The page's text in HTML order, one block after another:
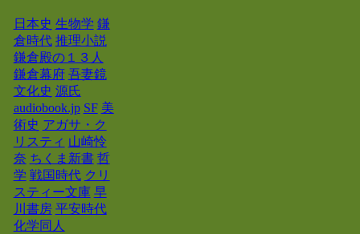
日本史 生物学 鎌
倉時代 推理小説
鎌倉殿の１３人
鎌倉幕府 吾妻鏡
文化史 源氏
audiobook.jp SF 美
術史 アガサ・ク
リスティ 山崎怜
奈 ちくま新書 哲
学 戦国時代 クリ
スティー文庫 早
川書房 平安時代
化学同人